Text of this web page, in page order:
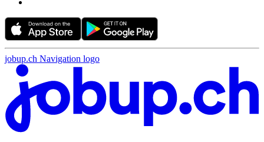
jobup.ch Navigation logo